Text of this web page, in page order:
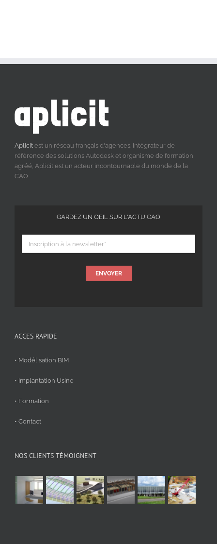
Aplicit est un réseau français d'agences. Intégrateur de
référence des solutions Autodesk et organisme de formation
agréé, Aplicit est un acteur incontournable du monde de la
CAO
GARDEZ UN OEIL SUR L'ACTU CAO
ENVOYER
ACCES RAPIDE
• Modélisation BIM
• Implantation Usine
• Formation
• Contact
NOS CLIENTS TÉMOIGNENT